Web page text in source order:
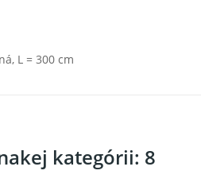
L = 300 cm
kategórii: 8